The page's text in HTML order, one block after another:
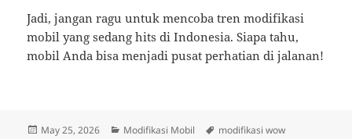
Jadi, jangan ragu untuk mencoba tren modifikasi
mobil yang sedang hits di Indonesia. Siapa tahu,
mobil Anda bisa menjadi pusat perhatian di jalanan!
Posted
May 25, 2026 Categories
Modifikasi Mobil Tags
modifikasi wow